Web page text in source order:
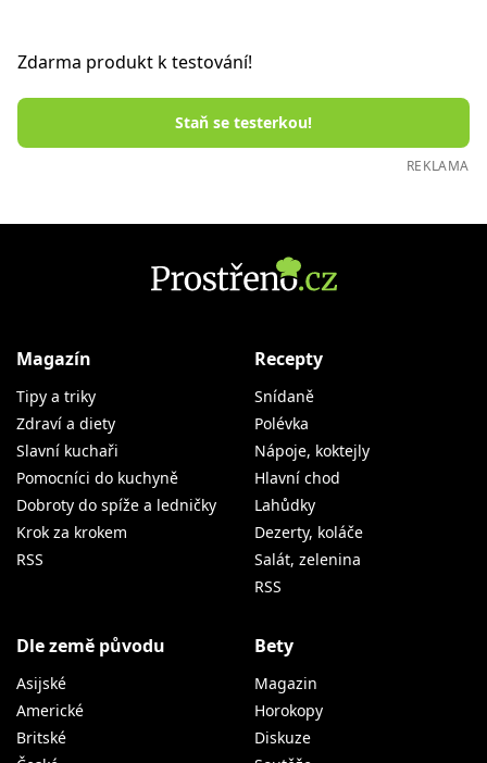
Zdarma produkt k testování!
Staň se testerkou!
REKLAMA
Magazín
Tipy a triky
Zdraví a diety
Slavní kuchaři
Pomocníci do kuchyně
Dobroty do spíže a ledničky
Krok za krokem
RSS
Recepty
Snídaně
Polévka
Nápoje, koktejly
Hlavní chod
Lahůdky
Dezerty, koláče
Salát, zelenina
RSS
Dle země původu
Asijské
Americké
Britské
Bety
Magazin
Horokopy
Diskuze